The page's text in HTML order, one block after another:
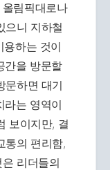
림픽대로나
으니 지하철
하는 것이
간을 방문할
문하면 대기
라는 영역이
보이지만, 결
통의 편리함,
리더들의